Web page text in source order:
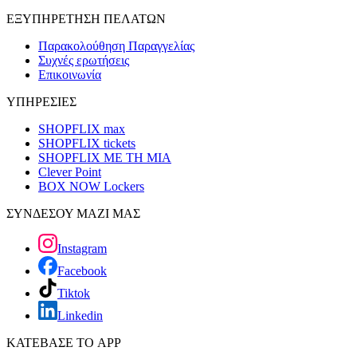
ΕΞΥΠΗΡΕΤΗΣΗ ΠΕΛΑΤΩΝ
Παρακολούθηση Παραγγελίας
Συχνές ερωτήσεις
Επικοινωνία
ΥΠΗΡΕΣΙΕΣ
SHOPFLIX max
SHOPFLIX tickets
SHOPFLIX ΜΕ ΤΗ ΜΙΑ
Clever Point
BOX NOW Lockers
ΣΥΝΔΕΣΟΥ ΜΑΖΙ ΜΑΣ
Instagram
Facebook
Tiktok
Linkedin
ΚΑΤΕΒΑΣΕ ΤΟ APP